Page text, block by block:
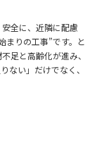
全に、近隣に配慮
まりの工事”です。と
足と高齢化が進み、
ない」だけでなく、